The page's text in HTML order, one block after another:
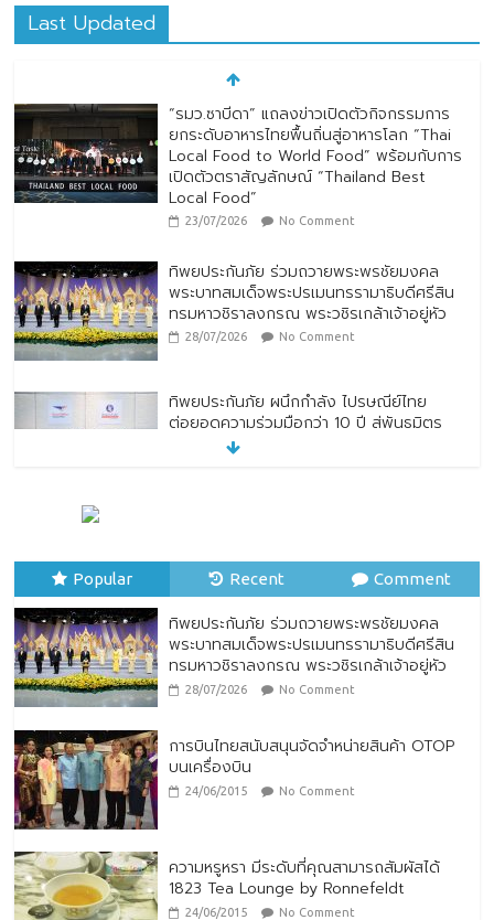
Last Updated
“รมว.ซาบีดา” แถลงข่าวเปิดตัวกิจกรรมการ
ยกระดับอาหารไทยพื้นถิ่นสู่อาหารโลก “Thai
Local Food to World Food” พร้อมกับการ
เปิดตัวตราสัญลักษณ์ “Thailand Best
Local Food”
23/07/2026 No Comment
ทิพยประกันภัย ร่วมถวายพระพรชัยมงคล
พระบาทสมเด็จพระปรเมนทรรามาธิบดีศรีสิน
ทรมหาวชิราลงกรณ พระวชิรเกล้าเจ้าอยู่หัว
28/07/2026 No Comment
ทิพยประกันภัย ผนึกกำลัง ไปรษณีย์ไทย
ต่อยอดความร่วมมือกว่า 10 ปี สู่พันธมิตร
เชิงกลยุทธ์ ยกระดับบริการดิจิทัลและการเข้า
24/07/2026 No Comment
Popular Recent Comment
ทิพยประกันภัย ร่วมถวายพระพรชัยมงคล
พระบาทสมเด็จพระปรเมนทรรามาธิบดีศรีสิน
ทรมหาวชิราลงกรณ พระวชิรเกล้าเจ้าอยู่หัว
28/07/2026 No Comment
การบินไทยสนับสนุนจัดจำหน่ายสินค้า OTOP
บนเครื่องบิน
24/06/2015 No Comment
ความหรูหรา มีระดับที่คุณสามารถสัมผัสได้
1823 Tea Lounge by Ronnefeldt
24/06/2015 No Comment